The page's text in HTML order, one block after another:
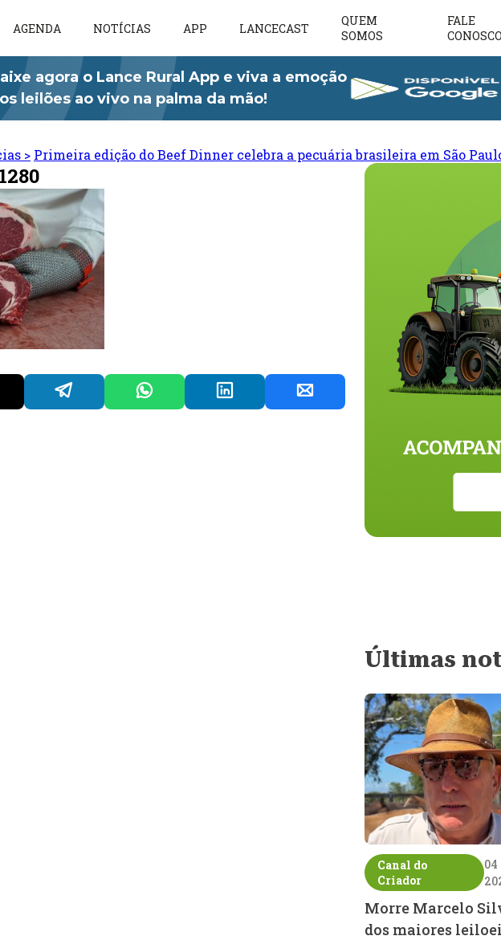
AGENDA NOTÍCIAS APP LANCECAST
QUEM
SOMOS
FALE
CONOSCO
agora o Lance Rural App e viva a emoção
leilões ao vivo na palma da mão!
> Primeira edição do Beef Dinner celebra a pecuária brasileira em São
Últimas
Canal do
Criador
04
Morre Marcelo
dos maiores